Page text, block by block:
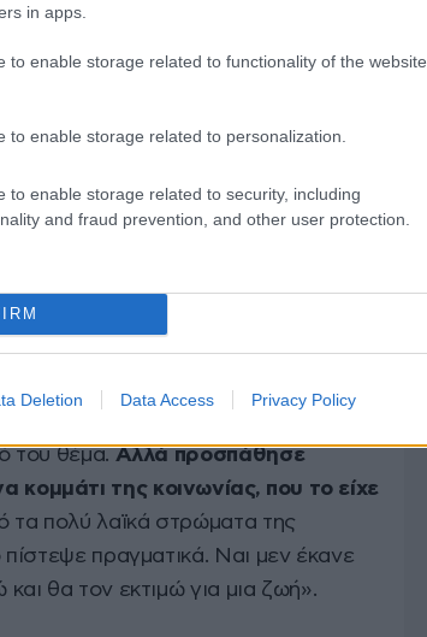
in apps.
to enable storage related to functionality of the website
to enable storage related to personalization.
to enable storage related to security, including
and fraud prevention, and other user protection.
Deletion Data Access Privacy Policy
«Προσπάθησε να
του θέμα.Αλλά προσπάθησε
κομμάτι της κοινωνίας, που το είχε
τα πολύ λαϊκά στρώματα της
πραγματικά. Ναι μεν έκανε
θα τον εκτιμώ για μια ζωή».